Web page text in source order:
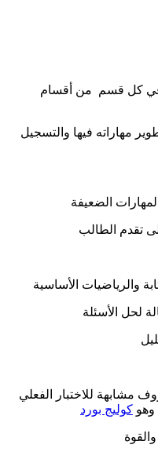
الضعيفة
تقدم الطالب
والرياضيات الأساسية
لحل الأسئلة
كوليج بورد